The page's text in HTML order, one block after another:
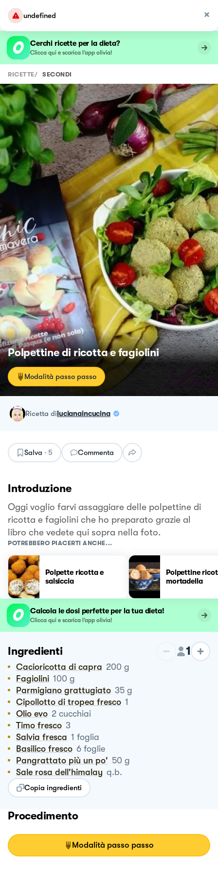
Cerchi ricette per la dieta?
Clicca qui e scarica l’app olivia!
RICETTE/ SECONDI
Polpettine di ricotta e fagiolini
Modalità passo passo
ricetta dilucianaincucina
Salva · 5 Commenta
Introduzione
Oggi voglio farvi assaggiare delle polpettine di
ricotta e fagiolini che ho preparato grazie al
libro che vedete qui sopra nella foto.
POTREBBERO PIACERTI ANCHE...
Polpette ricotta e
salsiccia
Polpettine
mortadella
Calcola le dosi perfette per la tua dieta!
Clicca qui e scarica l’app olivia!
Ingredienti 1
Cacioricotta di capra 200 g
Fagiolini 100 g
Parmigiano grattugiato 35 g
Cipollotto di tropea fresco 1
Olio evo 2 cucchiai
Timo fresco 3
Salvia fresca 1 foglia
Basilico fresco 6 foglie
Pangrattato più un po' 50 g
Sale rosa dell'himalay q.b.
Copia ingredienti
Procedimento
Modalità passo passo